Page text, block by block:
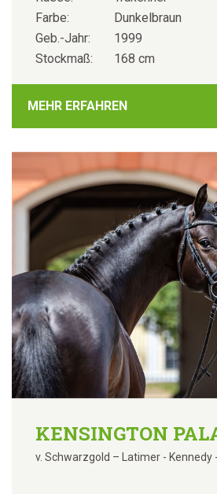
Farbe:
Dunkelbraun
Geb.-Jahr:
1999
Stockmaß:
168 cm
MEHR ERFAHREN
KENSINGTON
v. Schwarzgold – Latimer - Kennedy